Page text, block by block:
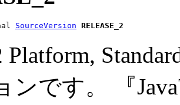
SourceVersion RELEASE_2
Platform,
ンです。 『